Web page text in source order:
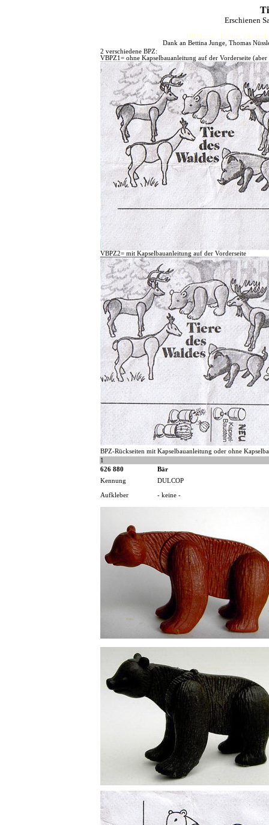
Erschienen
HJFHenze - Helmut´s
Dank an Bettina Junge, Thomas
2 verschiedene BPZ:
VBPZ1= ohne Kapselbauanleitung auf der Vorderseite
VBPZ2= mit Kapselbauanleitung auf der Vorderseite
BPZ-Rückseiten mit Kapselbauanleitung oder ohne
1
626 880
Bär
Kennung
DULCOP
Aufkleber - keine -